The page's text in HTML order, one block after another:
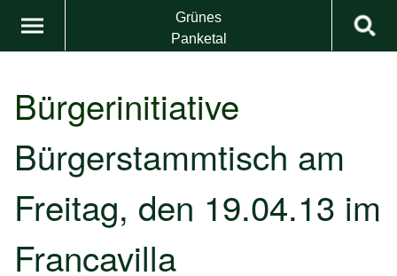
Grünes
Panketal
Bürgerinitiative
Bürgerstammtisch am
Freitag, den 19.04.13 im
Francavilla